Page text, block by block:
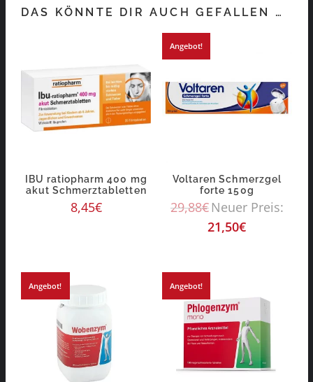
DAS KÖNNTE DIR AUCH GEFALLEN …
IBU ratiopharm 400 mg
akut Schmerztabletten
8,45€
Angebot!
Voltaren Schmerzgel
forte 150g
29,88€Neuer Preis:
21,50€
Angebot! Angebot!